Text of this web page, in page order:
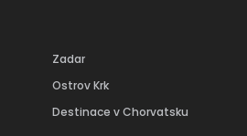
Zadar
Ostrov Krk
Destinace v Chorvatsku